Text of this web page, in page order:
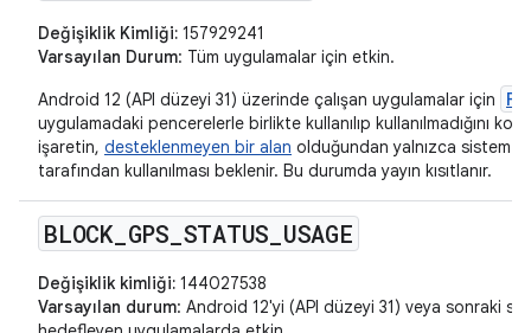
Değişiklik Kimliği: 157929241
Varsayılan Durum: Tüm uygulamalar için etkin.
Android 12 (API düzeyi 31) üzerinde çalışan uygulamalar için
uygulamadaki pencerelerle birlikte kullanılıp kullanılmadığını
işaretin, desteklenmeyen bir alan olduğundan yalnızca sistem
tarafından kullanılması beklenir. Bu durumda yayın kısıtlanır.
BLOCK GPS STATUS USAGE
Değişiklik kimliği: 144027538
Varsayılan durum: Android 12'yi (API düzeyi 31) veya sonraki